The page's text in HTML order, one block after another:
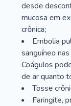
desde
mucosa em
crônica;
Embolia
sanguíneo
Coágulos
de ar quanto
Tosse
Faringite,